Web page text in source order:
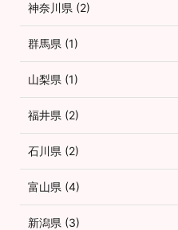
神奈川県 (2)
群馬県 (1)
山梨県 (1)
福井県 (2)
石川県 (2)
富山県 (4)
新潟県 (3)